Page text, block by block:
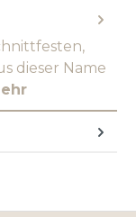
dieser Name